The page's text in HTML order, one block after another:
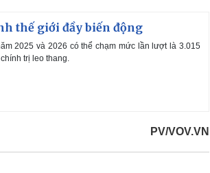
thế giới đầy biến động
2025 và 2026 có thể chạm mức lần lượt là 3.015
trị leo thang.
PV/VOV.VN